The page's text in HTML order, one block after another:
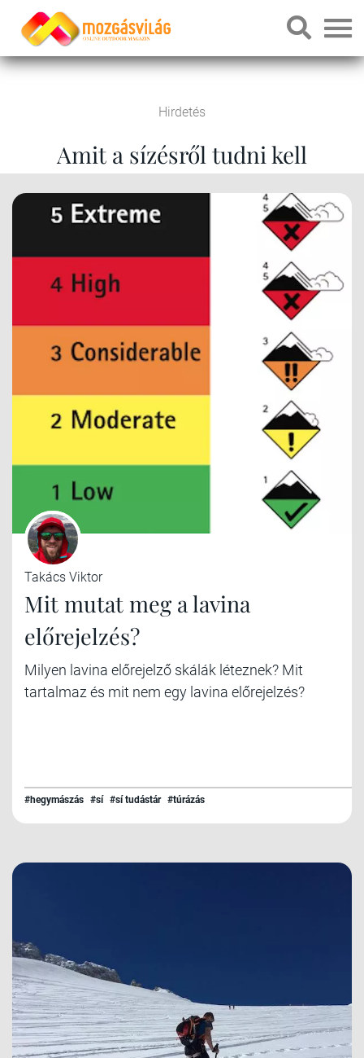
Hirdetés
Amit a sízésről tudni kell
Takács Viktor
Mit mutat meg a lavina
előrejelzés?
Milyen lavina előrejelző skálák léteznek? Mit
tartalmaz és mit nem egy lavina előrejelzés?
#hegymászás #sí #sí tudástár #túrázás